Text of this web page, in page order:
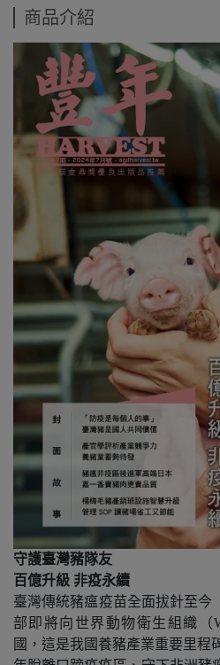
商品介紹
守護臺灣豬隊友
百億升級 非疫永續
臺灣傳統豬瘟疫苗全面拔針至今
部即將向世界動物衛生組織（
國，這是我國養豬產業重要里程